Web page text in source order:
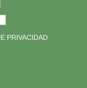
PRIVACIDAD